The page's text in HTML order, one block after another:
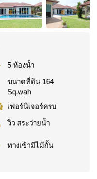
5 ห้องน้ำ
ขนาดที่ดิน 164
Sq.wah
เฟอร์นิเจอร์ครบ
วิว สระว่ายน้ำ
ทางเข้ามีไม้กั้น